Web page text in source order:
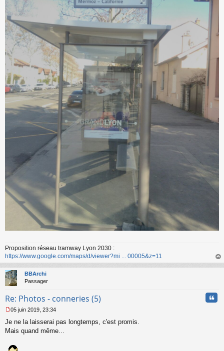
Proposition réseau tramway Lyon 2030 :
https://www.google.com/maps/d/viewer?mi ... 00005&z=11
au
BBArchi
Passager
Re: Photos - conneries (5)
e
s
a
05 juin 2019, 23:34
Je ne la laisserai pas longtemps, c'est promis.
Mais quand même...